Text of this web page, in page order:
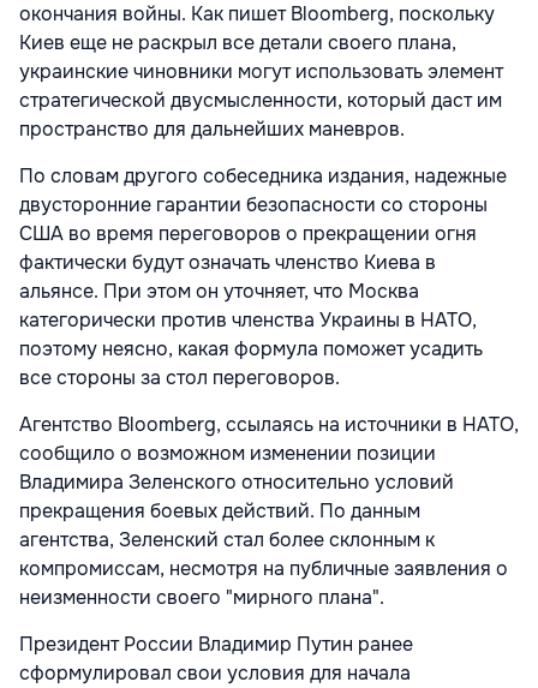
окончания войны. Как пишет Bloomberg, поскольку
Киев еще не раскрыл все детали своего плана,
украинские чиновники могут использовать элемент
стратегической двусмысленности, который даст им
пространство для дальнейших маневров.
По словам другого собеседника издания, надежные
двусторонние гарантии безопасности со стороны
США во время переговоров о прекращении огня
фактически будут означать членство Киева в
альянсе. При этом он уточняет, что Москва
категорически против членства Украины в НАТО,
поэтому неясно, какая формула поможет усадить
все стороны за стол переговоров.
Агентство Bloomberg, ссылаясь на источники в НАТО,
сообщило о возможном изменении позиции
Владимира Зеленского относительно условий
прекращения боевых действий. По данным
агентства, Зеленский стал более склонным к
компромиссам, несмотря на публичные заявления о
неизменности своего "мирного плана".
Президент России Владимир Путин ранее
сформулировал свои условия для начала